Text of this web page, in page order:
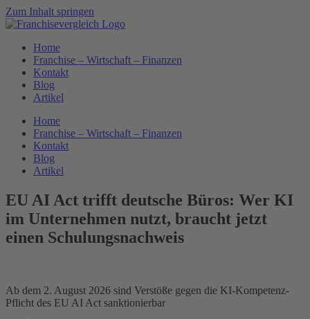
Zum Inhalt springen
Home
Franchise – Wirtschaft – Finanzen
Kontakt
Blog
Artikel
Home
Franchise – Wirtschaft – Finanzen
Kontakt
Blog
Artikel
EU AI Act trifft deutsche Büros: Wer KI
im Unternehmen nutzt, braucht jetzt
einen Schulungsnachweis
Ab dem 2. August 2026 sind Verstöße gegen die KI-Kompetenz-
Pflicht des EU AI Act sanktionierbar